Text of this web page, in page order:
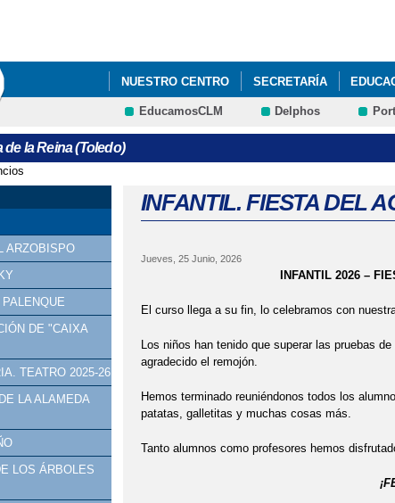
NUESTRO CENTRO SECRETARÍA
EducamosCLM Delphos
de la Reina (Toledo)
aquí
ARZOBISPO
DE "CAIXA
TEATRO 2025-26
LA ALAMEDA
LOS ÁRBOLES
INFANTIL. FIESTA DEL
Jueves, 25 Junio, 2026
INFANTIL 2026 – FIESTA
El curso llega a su fin, lo celebramos con
Los niños han tenido que superar las pruebas
agradecido el remojón.
Hemos terminado reuniéndonos todos los
patatas, galletitas y muchas cosas más.
Tanto alumnos como profesores hemos
¡FELIZ VERANO